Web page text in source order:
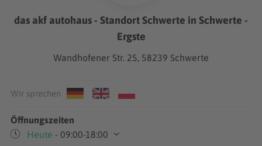
das akf autohaus - Standort Schwerte in Schwerte -
Ergste
Wandhofener Str. 25, 58239 Schwerte
Wir sprechen
Öffnungszeiten
Heute - 09:00-18:00